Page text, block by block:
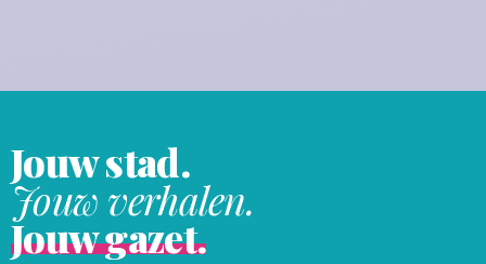
Jouw stad.
Jouw verhalen.
Jouw gazet.